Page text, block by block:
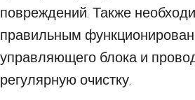
повреждений. Также
правильным
управляющего блока и
регулярную очистку.